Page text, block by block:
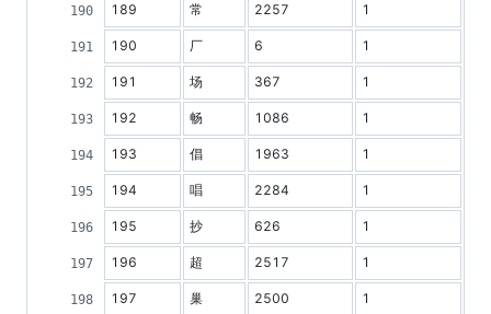
189 常 2257 1
190 厂 6 1
191 场 367 1
192 畅 1086 1
193 倡 1963 1
194 唱 2284 1
195 抄 626 1
196 超 2517 1
197 巢 2500 1